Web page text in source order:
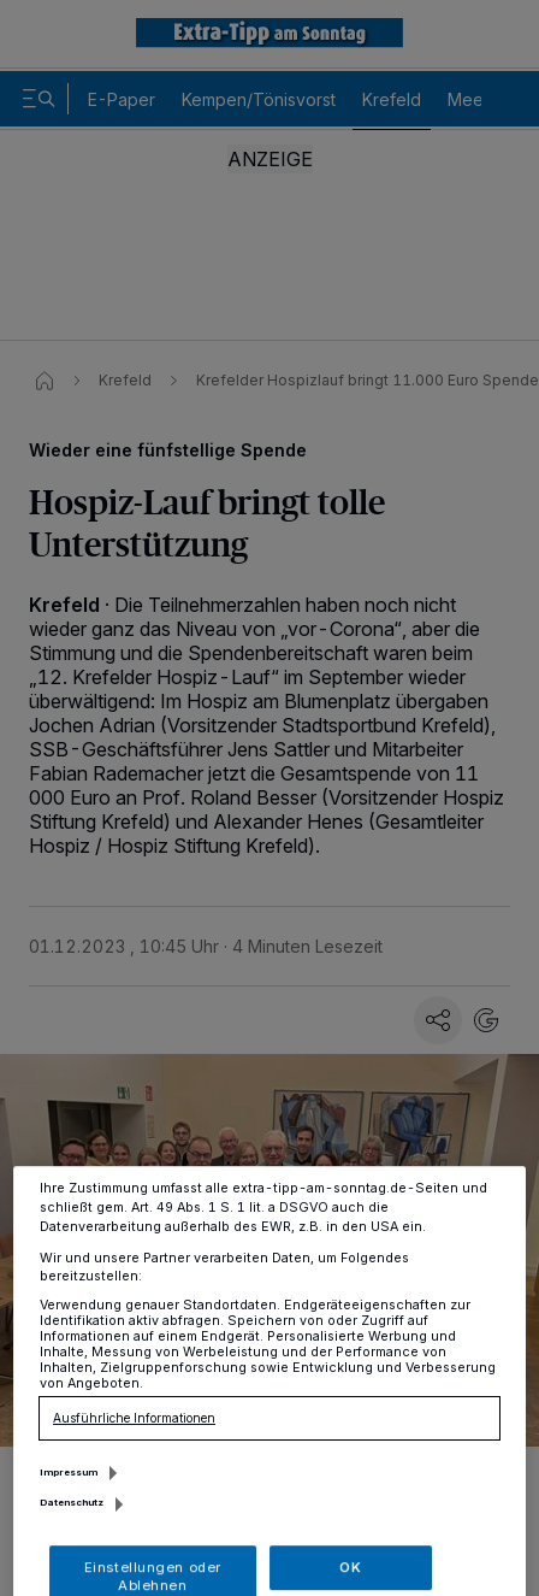
E-Paper Kempen/Tönisvorst Krefeld Meerbusch
Krefeld Krefelder Hospizlauf bringt 11.000 Euro
Wieder eine fünfstellige Spende
Hospiz-Lauf bringt tolle
Unterstützung
Krefeld · Die Teilnehmerzahlen haben noch nicht
wieder ganz das Niveau von „vor-Corona“, aber die
Stimmung und die Spendenbereitschaft waren beim
„12. Krefelder Hospiz-Lauf“ im September wieder
überwältigend: Im Hospiz am Blumenplatz übergaben
Jochen Adrian (Vorsitzender Stadtsportbund Krefeld),
SSB-Geschäftsführer Jens Sattler und Mitarbeiter
Fabian Rademacher jetzt die Gesamtspende von 11
000 Euro an Prof. Roland Besser (Vorsitzender Hospiz
Stiftung Krefeld) und Alexander Henes (Gesamtleiter
Hospiz / Hospiz Stiftung Krefeld).
01.12.2023 , 10:45 Uhr 4 Minuten Lesezeit
Die Freude über die hohe Spendensumme war allen anzumerken:
Spende übergeben.
Wir und unsere218-Partner speichern und greifen auf
verarbeiten Daten, um Ihnen Dienste bereitzustellen“ aufgeführten
dieses Menü jederzeit wieder aufrufen, um Ihre Einstellungen zu
ändern oder Ihre Einwilligung zu widerrufen, indem Sie auf den Link
Einstellungen oder Ablehnen am unteren Rand der Webseite klicken.
Ihre Einstellungen gelten innerhalb unseres Website. Weitere
Informationen finden Sie in unserer Datenschutzerklärung.
Ihre Zustimmung umfasst alle extra-tipp-am-sonntag.de-Seiten und
schließt gem. Art. 49 Abs. 1 S. 1 lit. a DSGVO auch die
Datenverarbeitung außerhalb des EWR, z.B. in den USA ein.
Wir und unsere Partner verarbeiten Daten, um Folgendes
bereitzustellen:
Verwendung genauer Standortdaten. Endgeräteeigenschaften zur
Identifikation aktiv abfragen. Speichern von oder Zugriff auf
Informationen auf einem Endgerät. Personalisierte Werbung und
Inhalte, Messung von Werbeleistung und der Performance von
Inhalten, Zielgruppenforschung sowie Entwicklung und Verbesserung
von Angeboten.
Ausführliche Informationen
Impressum
Datenschutz
Einstellungen oder
Ablehnen
OK